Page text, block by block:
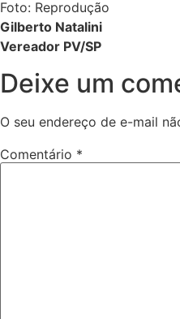
Foto: Reprodução
Gilberto Natalini
Vereador PV/SP
Deixe um
O seu endereço de e-mail
Comentário *